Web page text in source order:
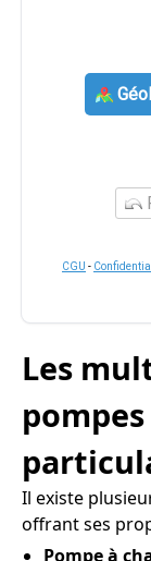
CGU -
Les
Il existe
offrant ses
Pompe à